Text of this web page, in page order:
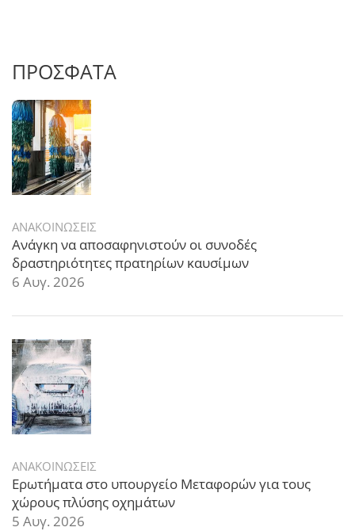
ΠΡΟΣΦΑΤΑ
ΑΝΑΚΟΙΝΩΣΕΙΣ
Ανάγκη να αποσαφηνιστούν οι συνοδές
δραστηριότητες πρατηρίων καυσίμων
6 Αυγ. 2026
ΑΝΑΚΟΙΝΩΣΕΙΣ
Ερωτήματα στο υπουργείο Μεταφορών για τους
χώρους πλύσης οχημάτων
5 Αυγ. 2026